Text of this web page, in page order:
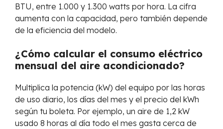
BTU, entre 1.000 y 1.300 watts por hora. La cifra
aumenta con la capacidad, pero también depende
de la eficiencia del modelo.
¿Cómo calcular el consumo eléctrico
mensual del aire acondicionado?
Multiplica la potencia (kW) del equipo por las horas
de uso diario, los días del mes y el precio del kWh
según tu boleta. Por ejemplo, un aire de 1,2 kW
usado 8 horas al día todo el mes gasta cerca de